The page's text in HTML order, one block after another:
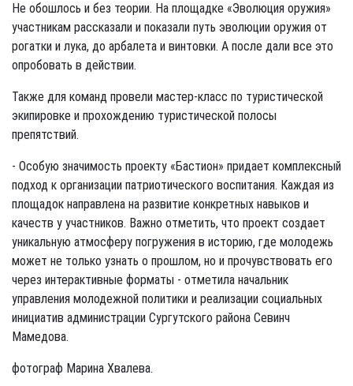
Не обошлось и без теории. На площадке «Эволюция оружия»
участникам рассказали и показали путь эволюции оружия от
рогатки и лука, до арбалета и винтовки. А после дали все это
опробовать в действии.
Также для команд провели мастер-класс по туристической
экипировке и прохождению туристической полосы
препятствий.
- Особую значимость проекту «Бастион» придает комплексный
подход к организации патриотического воспитания. Каждая из
площадок направлена на развитие конкретных навыков и
качеств у участников. Важно отметить, что проект создает
уникальную атмосферу погружения в историю, где молодежь
может не только узнать о прошлом, но и прочувствовать его
через интерактивные форматы - отметила начальник
управления молодежной политики и реализации социальных
инициатив администрации Сургутского района Севинч
Мамедова.
фотограф Марина Хвалева.